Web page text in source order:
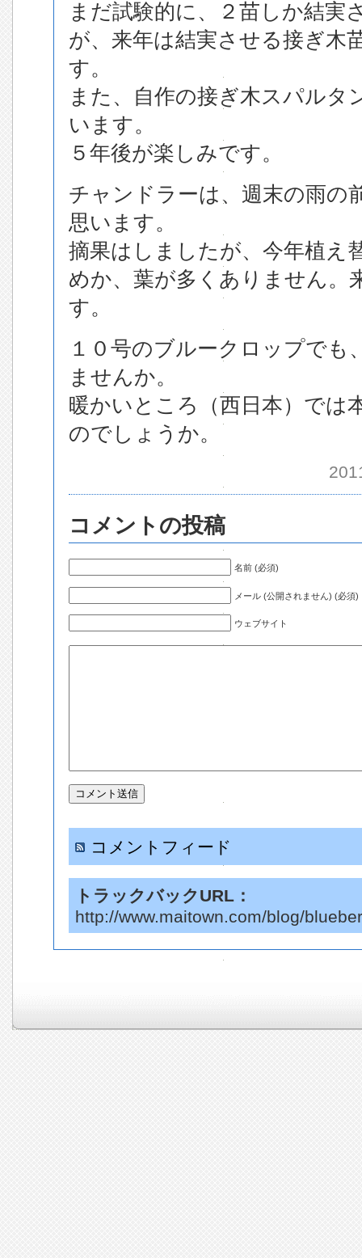
まだ試験的に、２苗しか結実
が、来年は結実させる接ぎ木
す。
また、自作の接ぎ木スパルタ
います。
５年後が楽しみです。
チャンドラーは、週末の雨の
思います。
摘果はしましたが、今年植え
めか、葉が多くありません。
す。
１０号のブルークロップでも
ませんか。
暖かいところ（西日本）では
のでしょうか。
コメントの投稿
名前 (必須)
メール (公開されません) (必須)
ウェブサイト
コメントフィード
トラックバックURL：
http://www.maitown.com/blog/